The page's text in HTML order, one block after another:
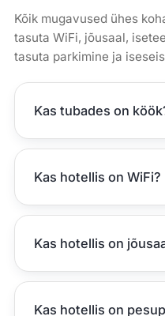
Kõik mugavused ühes
tasuta WiFi, jõusaal,
tasuta parkimine ja
Kas tubades on
Kas hotellis on WiFi?
Kas hotellis on
Kas hotellis on